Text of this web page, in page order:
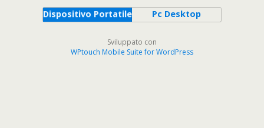
Dispositivo Portatile Pc Desktop
Sviluppato con
WPtouch Mobile Suite for WordPress